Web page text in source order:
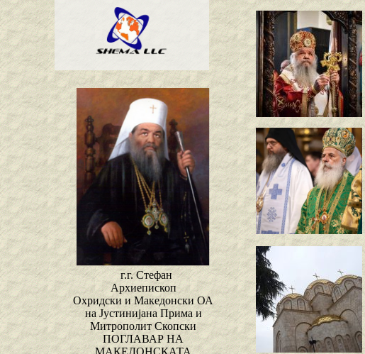
г.г. Стефан
Архиепископ
Охридски и Македонски ОА
на Јустинијана Прима и
Митрополит Скопски
ПОГЛАВАР НА